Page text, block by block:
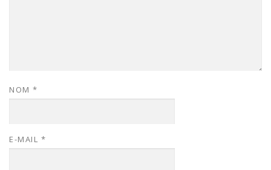
NOM *
E-MAIL *